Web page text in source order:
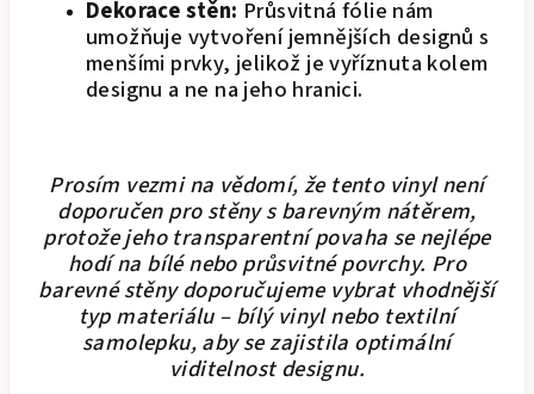
Dekorace stěn: Průsvitná fólie nám
umožňuje vytvoření jemnějších designů s
menšími prvky, jelikož je vyříznuta kolem
designu a ne na jeho hranici.
Prosím vezmi na vědomí, že tento vinyl není
doporučen pro stěny s barevným nátěrem,
protože jeho transparentní povaha se nejlépe
hodí na bílé nebo průsvitné povrchy. Pro
barevné stěny doporučujeme vybrat vhodnější
typ materiálu – bílý vinyl nebo textilní
samolepku, aby se zajistila optimální
viditelnost designu.